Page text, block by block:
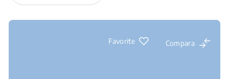
Favorite Compara